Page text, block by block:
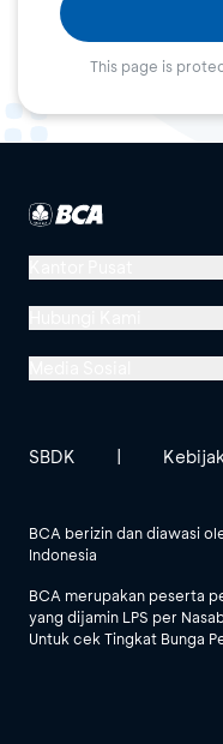
This page is
Menara BCA, Grand
Jl. MH Thamrin No. 1
Lihat Semua Media
BCA berizin dan diawasi
Indonesia
BCA merupakan peserta
yang dijamin LPS per
Untuk cek Tingkat Bunga
SBDK |